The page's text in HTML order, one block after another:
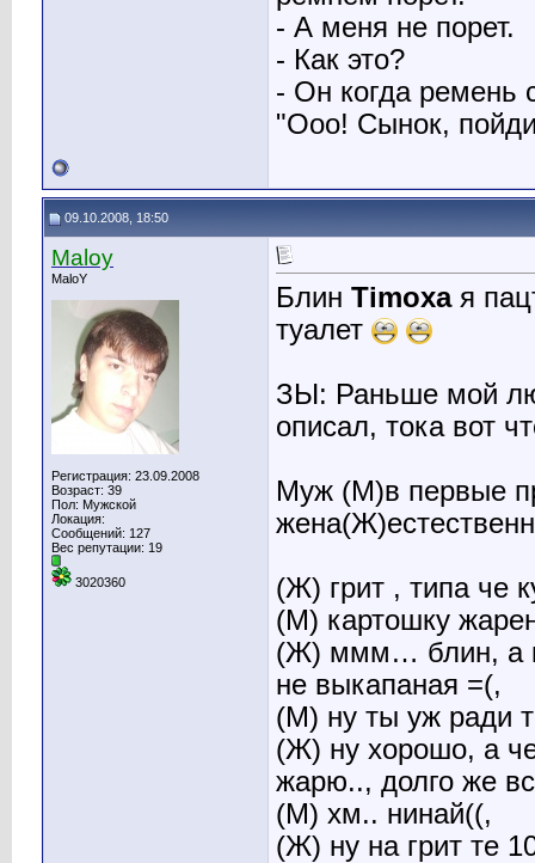
- А меня не порет.
- Как это?
- Он когда ремень
"Ооо! Сынок,
09.10.2008, 18:50
Maloy
MaloY
Регистрация: 23.09.2008
Возраст: 39
Пол: Мужской
Локация:
Сообщений: 127
Вес репутации: 19
3020360
Блин Timoxaя
туалет
ЗЫ: Раньше мой
описал, тока вот
Муж (М)в первые
(Ж) грит , типа че
(М) картошку
(Ж) ммм… блин, а
не выкапаная =(,
(М) ну ты уж ради
(Ж) ну хорошо, а
жарю.., долго же
(М) хм.. нинай((,
(Ж) ну на грит те